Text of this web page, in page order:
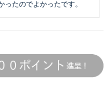
ったのでよかったです。